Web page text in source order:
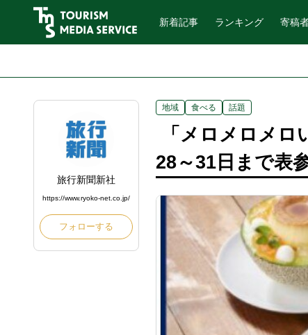
新着記事 ランキング 寄稿
旅行新聞新社
https://www.ryoko-net.co.jp/
フォローする
地域 食べる 話題
「メロメロメ
28～31日まで表